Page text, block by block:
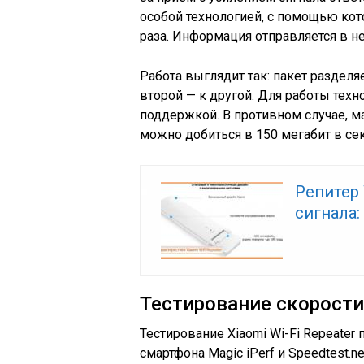
особой технологией, с помощью
раза. Информация отправляется в
Работа выглядит так: пакет
второй — к другой. Для работы
поддержкой. В противном случае,
можно добиться в 150 мегабит в
Тестирование скорости
Тестирование Xiaomi Wi-Fi
смартфона Magic iPerf и